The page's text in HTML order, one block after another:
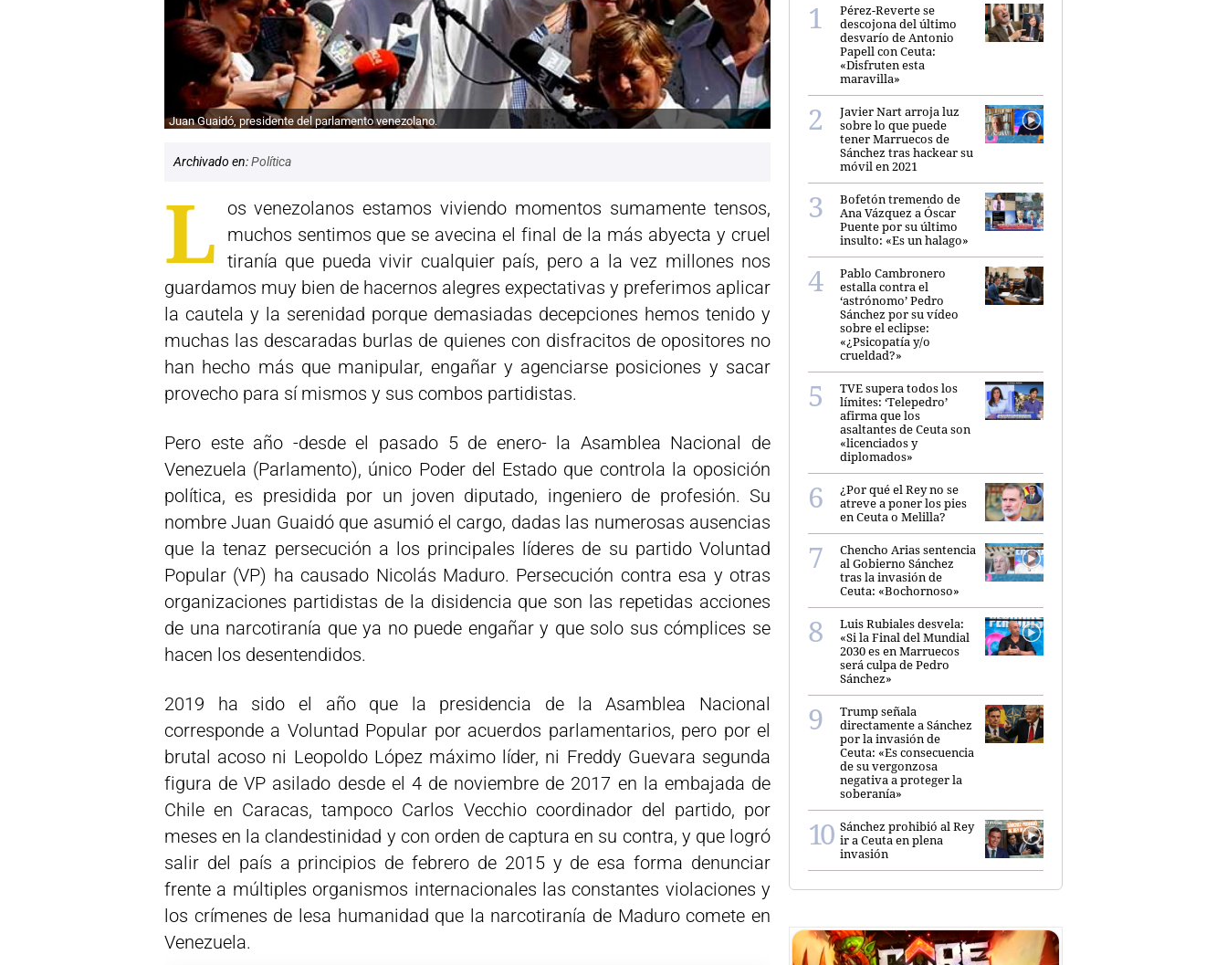
Juan Guaidó, presidente del parlamento venezolano.
Archivado en:Política
L
os venezolanos estamos viviendo momentos sumamente tensos,
muchos sentimos que se avecina el final de la más abyecta y cruel
tiranía que pueda vivir cualquier país, pero a la vez millones nos
guardamos muy bien de hacernos alegres expectativas y preferimos aplicar
la cautela y la serenidad porque demasiadas decepciones hemos tenido y
muchas las descaradas burlas de quienes con disfracitos de opositores no
han hecho más que manipular, engañar y agenciarse posiciones y sacar
provecho para sí mismos y sus combos partidistas.
Pero este año -desde el pasado 5 de enero- la Asamblea Nacional de
Venezuela (Parlamento), único Poder del Estado que controla la oposición
política, es presidida por un joven diputado, ingeniero de profesión. Su
nombre Juan Guaidó que asumió el cargo, dadas las numerosas ausencias
que la tenaz persecución a los principales líderes de su partido Voluntad
Popular (VP) ha causado Nicolás Maduro. Persecución contra esa y otras
organizaciones partidistas de la disidencia que son las repetidas acciones
de una narcotiranía que ya no puede engañar y que solo sus cómplices se
hacen los desentendidos.
2019 ha sido el año que la presidencia de la Asamblea Nacional
corresponde a Voluntad Popular por acuerdos parlamentarios, pero por el
brutal acoso ni Leopoldo López máximo líder, ni Freddy Guevara segunda
figura de VP asilado desde el 4 de noviembre de 2017 en la embajada de
Chile en Caracas, tampoco Carlos Vecchio coordinador del partido, por
meses en la clandestinidad y con orden de captura en su contra, y que logró
salir del país a principios de febrero de 2015 y de esa forma denunciar
frente a múltiples organismos internacionales las constantes violaciones y
los crímenes de lesa humanidad que la narcotiranía de Maduro comete en
Venezuela.
Pérez-Reverte se
descojona del último
desvarío de Antonio
Papell con Ceuta:
«Disfruten esta
maravilla»
Javier Nart arroja luz
sobre lo que puede
tener Marruecos de
Sánchez tras hackear su
móvil en 2021
Bofetón tremendo de
Ana Vázquez a Óscar
Puente por su último
insulto: «Es un halago»
Pablo Cambronero
estalla contra el
‘astrónomo’ Pedro
Sánchez por su vídeo
sobre el eclipse:
«¿Psicopatía y/o
crueldad?»
TVE supera todos los
límites: ‘Telepedro’
afirma que los
asaltantes de Ceuta son
«licenciados y
diplomados»
¿Por qué el Rey no se
atreve a poner los pies
en Ceuta o Melilla?
Chencho Arias sentencia
al Gobierno Sánchez
tras la invasión de
Ceuta: «Bochornoso»
Luis Rubiales desvela:
«Si la Final del Mundial
2030 es en Marruecos
será culpa de Pedro
Sánchez»
Trump señala
directamente a Sánchez
por la invasión de
Ceuta: «Es consecuencia
de su vergonzosa
negativa a proteger la
soberanía»
Sánchez prohibió al Rey
ir a Ceuta en plena
invasión